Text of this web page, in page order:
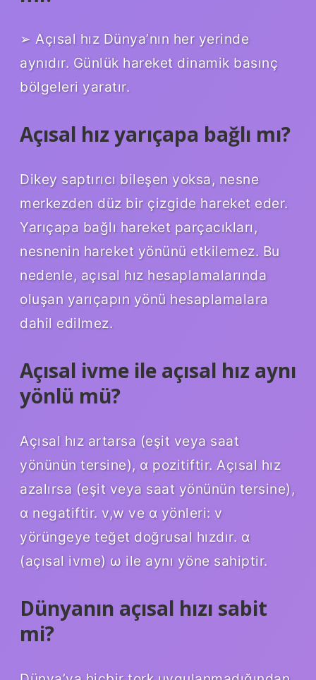
➢ Açısal hız Dünya’nın her yerinde
aynıdır. Günlük hareket dinamik basınç
bölgeleri yaratır.
Açısal hız yarıçapa bağlı mı?
Dikey saptırıcı bileşen yoksa, nesne
merkezden düz bir çizgide hareket eder.
Yarıçapa bağlı hareket parçacıkları,
nesnenin hareket yönünü etkilemez. Bu
nedenle, açısal hız hesaplamalarında
oluşan yarıçapın yönü hesaplamalara
dahil edilmez.
Açısal ivme ile açısal hız aynı
yönlü mü?
Açısal hız artarsa ​​(eşit veya saat
yönünün tersine), α pozitiftir. Açısal hız
azalırsa (eşit veya saat yönünün tersine),
α negatiftir. v,w ve α yönleri: v
yörüngeye teğet doğrusal hızdır. α
(açısal ivme) ω ile aynı yöne sahiptir.
Dünyanın açısal hızı sabit
mi?